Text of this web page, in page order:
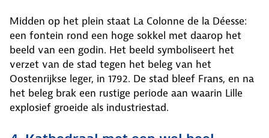
Midden op het plein staat La Colonne de la Déesse:
een fontein rond een hoge sokkel met daarop het
beeld van een godin. Het beeld symboliseert het
verzet van de stad tegen het beleg van het
Oostenrijkse leger, in 1792. De stad bleef Frans, en na
het beleg brak een rustige periode aan waarin Lille
explosief groeide als industriestad.